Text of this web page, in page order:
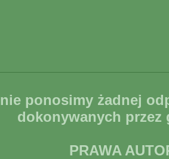
nie ponosimy żadnej
dokonywanych
PRAWA